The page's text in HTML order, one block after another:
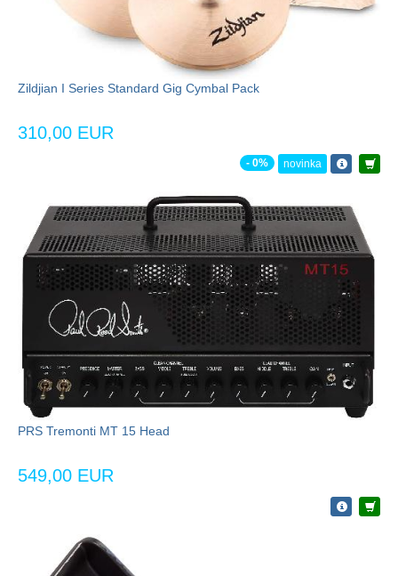
Zildjian I Series Standard Gig Cymbal Pack
310,00 EUR
- 0% novinka
PRS Tremonti MT 15 Head
549,00 EUR